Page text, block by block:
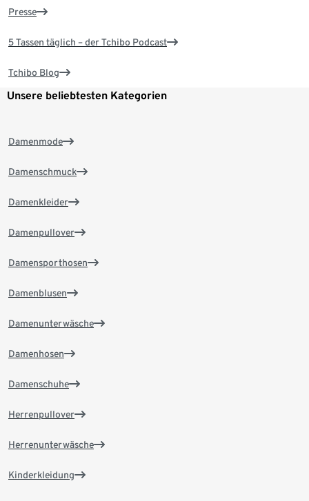
Presse
5 Tassen täglich – der Tchibo Podcast
Tchibo Blog
Unsere beliebtesten Kategorien
Damenmode
Damenschmuck
Damenkleider
Damenpullover
Damensporthosen
Damenblusen
Damenunterwäsche
Damenhosen
Damenschuhe
Herrenpullover
Herrenunterwäsche
Kinderkleidung